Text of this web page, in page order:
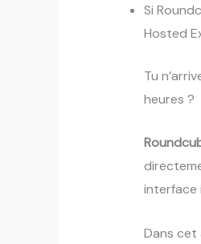
Si
Hosted
Tu
heures ?
interface
Dans cet